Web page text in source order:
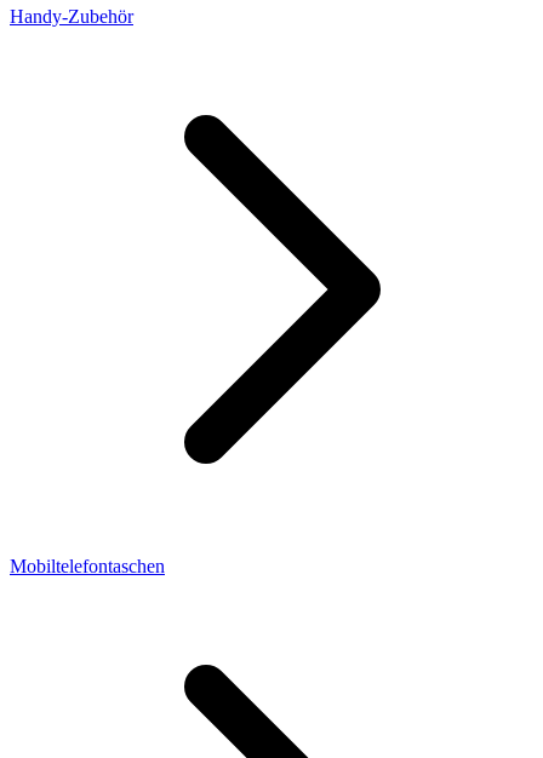
Handy-Zubehör
Mobiltelefontaschen